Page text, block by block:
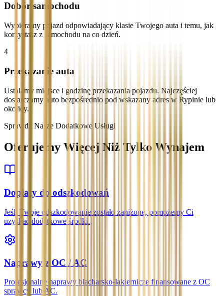
Dobór samochodu
Wybieramy pojazd odpowiadający klasie Twojego auta i temu, jak
korzystasz z samochodu na co dzień.
4
Przekazanie auta
Ustalamy miejsce i godzinę przekazania pojazdu. Najczęściej
dostarczamy auto bezpośrednio pod wskazany adres w Rypinie lub
okolicy.
Sprawdź Nasze Dodatkowe Usługi
Oferujemy Więcej Niż Tylko Wynajem
Dopłaty do odszkodowań
Jeśli Twoje odszkodowanie zostało zaniżone, pomożemy Ci
uzyskać dodatkowe środki.
Naprawy z OC / AC
Profesjonalne naprawy blacharsko-lakiernicze finansowane z OC
sprawcy lub AC.